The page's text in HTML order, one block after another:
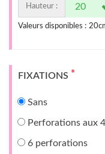
Hauteur :
Valeurs disponibles : 20
FIXATIONS *
Sans
Perforations aux
6 perforations